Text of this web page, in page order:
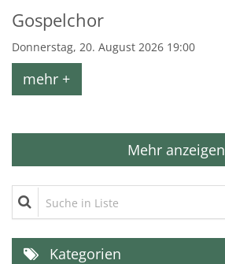
Gospelchor
Donnerstag, 20. August 2026 19:00
mehr +
Mehr anzeigen
Suche in Liste
Kategorien